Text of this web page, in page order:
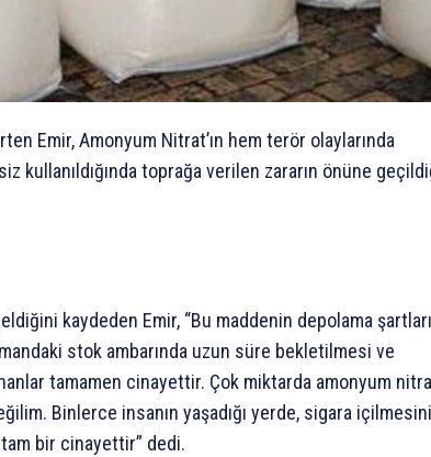
Emir, Amonyum Nitrat’ın hem terör olaylarında
kullanıldığında toprağa verilen zararın önüne
kaydeden Emir, “Bu maddenin depolama
stok ambarında uzun süre bekletilmesi ve
tamamen cinayettir. Çok miktarda amonyum
Binlerce insanın yaşadığı yerde, sigara
tam bir cinayettir” dedi.